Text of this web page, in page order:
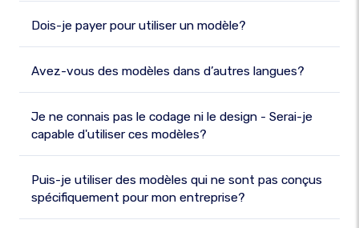
Dois-je payer pour utiliser un modèle?
Avez-vous des modèles dans d’autres langues?
Je ne connais pas le codage ni le design - Serai-je
capable d'utiliser ces modèles?
Puis-je utiliser des modèles qui ne sont pas conçus
spécifiquement pour mon entreprise?